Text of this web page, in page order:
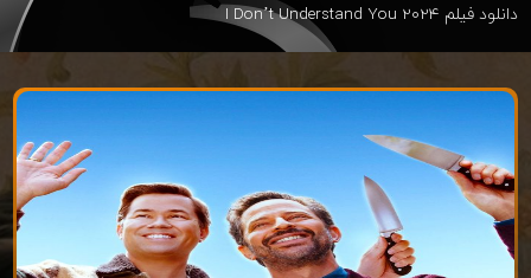
دانلود فیلم I Don’t Understand You 2024